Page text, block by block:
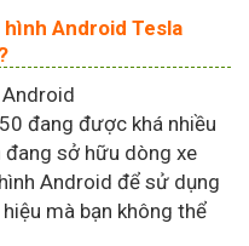
Android Tesla
đang được khá nhiều
đang sở hữu dòng xe
Android để sử dụng
mà bạn không thể